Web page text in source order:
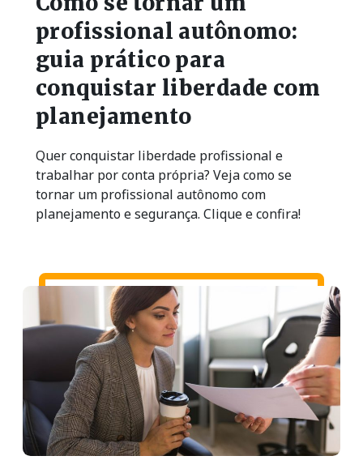
profissional autônomo:
guia prático para
conquistar liberdade com
planejamento
Quer conquistar liberdade profissional e
trabalhar por conta própria? Veja como se
tornar um profissional autônomo com
planejamento e segurança. Clique e confira!